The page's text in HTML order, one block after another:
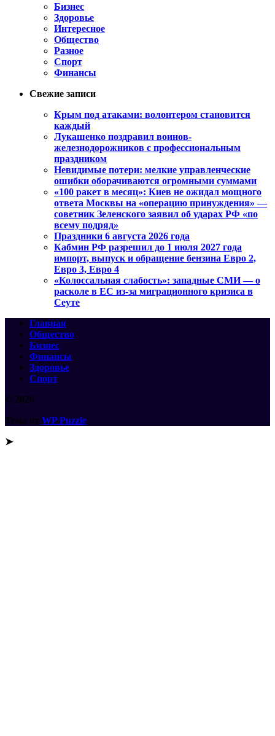
Бизнес
Здоровье
Интересное
Общество
Разное
Спорт
Финансы
Свежие записи
Крым под атаками: волонтером становится
каждый
Лукашенко поздравил воинов-
железнодорожников с профессиональным
праздником
Невидимые потери: мелкие управленческие
ошибки оборачиваются огромными суммами
«100 ракет в месяц»: Киев не ожидал мощного
ответа Москвы на «операцию принуждения» —
советник Зеленского заявил об ударах РФ «по
всему подряд»
Праздники 6 августа 2026 года
Кабмин РФ разрешил до 1 июля 2027 года
импорт, выпуск и обращение бензина Евро 2,
Евро 3, Евро 4
«Колоссальная слабость»: западные СМИ — о
расколе в ЕС из-за миграционного кризиса в
Сеуте
Главная
Общество
Бизнес
Финансы
Здоровье
Спорт
© 2026
Тема от WP Puzzle
➤